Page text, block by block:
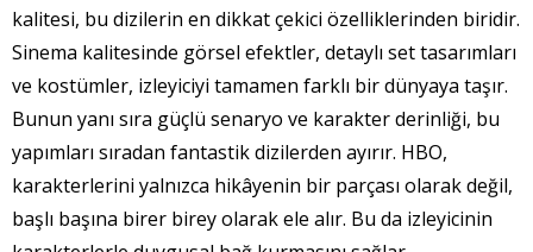
kalitesi, bu dizilerin en dikkat çekici özelliklerinden biridir.
Sinema kalitesinde görsel efektler, detaylı set tasarımları
ve kostümler, izleyiciyi tamamen farklı bir dünyaya taşır.
Bunun yanı sıra güçlü senaryo ve karakter derinliği, bu
yapımları sıradan fantastik dizilerden ayırır. HBO,
karakterlerini yalnızca hikâyenin bir parçası olarak değil,
başlı başına birer birey olarak ele alır. Bu da izleyicinin